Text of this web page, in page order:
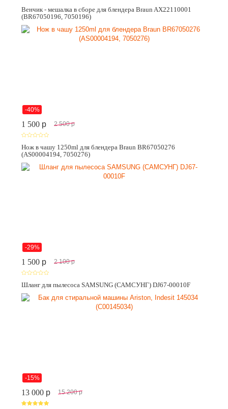
Венчик - мешалка в сборе для блендера Braun AX22110001
(BR67050196, 7050196)
-40%
1 500 p 2 500 p
Нож в чашу 1250ml для блендера Braun BR67050276
(AS00004194, 7050276)
-29%
1 500 p 2 100 p
Шланг для пылесоса SAMSUNG (САМСУНГ) DJ67-00010F
-15%
13 000 p 15 200 p